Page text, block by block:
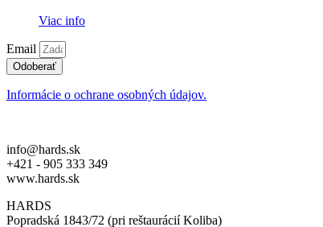
Viac info
Email
Odoberať
Informácie o ochrane osobných údajov.
info@hards.sk
+421 - 905 333 349
www.hards.sk
HARDS
Popradská 1843/72 (pri reštaurácií Koliba)